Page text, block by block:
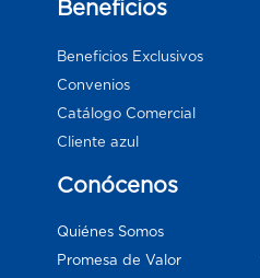
Beneficios
Beneficios Exclusivos
Convenios
Catálogo Comercial
Cliente azul
Conócenos
Quiénes Somos
Promesa de Valor